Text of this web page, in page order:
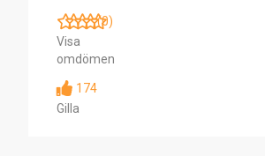
(0)
Visa
omdömen
174
Gilla